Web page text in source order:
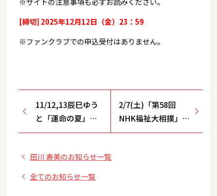
[締切] 2025年12月12日（金）23：59
※ファンクラブでの申込受付はありません。
11/12,13辰巳ゆう
と「運命の夏」拡
売特典施策のご案
2/7(土)「第58回
NHK福祉大相撲」
11/16(日)10:00～チ
田川 寿美のお知らせ一覧
全てのお知らせ一覧